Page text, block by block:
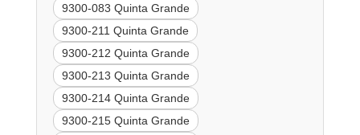
9300-083 Quinta Grande
9300-211 Quinta Grande
9300-212 Quinta Grande
9300-213 Quinta Grande
9300-214 Quinta Grande
9300-215 Quinta Grande